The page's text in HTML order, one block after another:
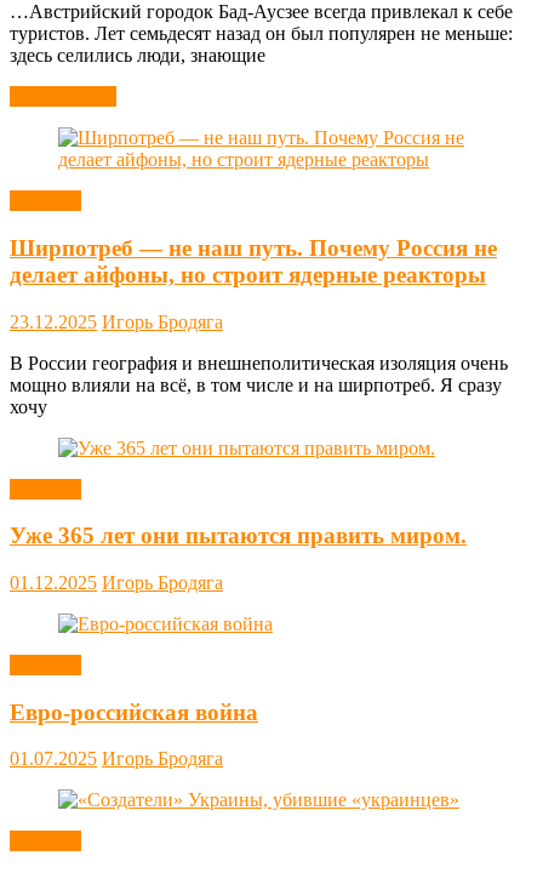
…Австрийский городок Бад-Аусзее всегда привлекал к себе
туристов. Лет семьдесят назад он был популярен не меньше:
здесь селились люди, знающие
Ширпотреб — не наш путь. Почему Россия не
делает айфоны, но строит ядерные реакторы
23.12.2025 Игорь Бродяга
В России география и внешнеполитическая изоляция очень
мощно влияли на всё, в том числе и на ширпотреб. Я сразу
хочу
Уже 365 лет они пытаются править миром.
01.12.2025 Игорь Бродяга
Евро-российская война
01.07.2025 Игорь Бродяга